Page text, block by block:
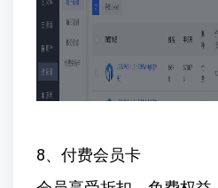
8、付费会员卡